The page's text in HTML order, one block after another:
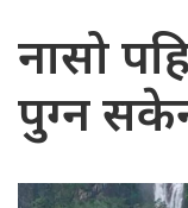
नासो
पुग्न